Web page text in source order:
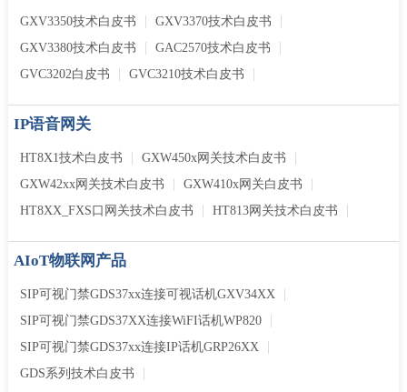
GXV3350技术白皮书
GXV3370技术白皮书
GXV3380技术白皮书
GAC2570技术白皮书
GVC3202白皮书
GVC3210技术白皮书
IP语音网关
HT8X1技术白皮书
GXW450x网关技术白皮书
GXW42xx网关技术白皮书
GXW410x网关白皮书
HT8XX_FXS口网关技术白皮书
HT813网关技术白皮书
AIoT物联网产品
SIP可视门禁GDS37xx连接可视话机GXV34XX
SIP可视门禁GDS37XX连接WiFI话机WP820
SIP可视门禁GDS37xx连接IP话机GRP26XX
GDS系列技术白皮书